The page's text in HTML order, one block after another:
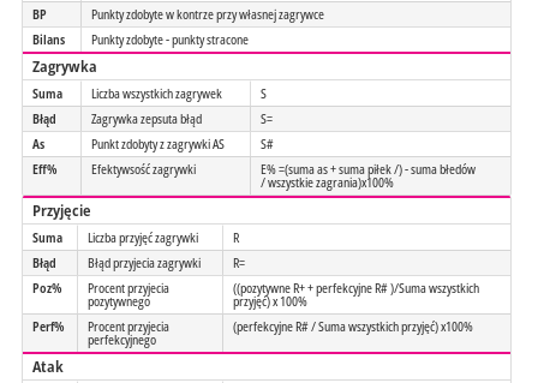
BP
Punkty zdobyte w kontrze przy własnej zagrywce
Bilans
Punkty zdobyte - punkty stracone
Zagrywka
Suma Liczba wszystkich zagrywek
S
Błąd
Zagrywka zepsuta błąd
S=
As
Punkt zdobyty z zagrywki AS
S#
Eff%
Efektywsość zagrywki E% =(suma as + suma piłek /) - suma błedów
/ wszystkie zagrania)x100%
Przyjęcie
Suma Liczba przyjęć zagrywki
R
Błąd
Błąd przyjecia zagrywki
R=
Poz%
Procent przyjecia
pozytywnego
((pozytywne R+ + perfekcyjne R# )/Suma wszystkich
przyjęć) x 100%
Perf%
Procent przyjecia
perfekcyjnego
(perfekcyjne R# / Suma wszystkich przyjęć) x100%
Atak